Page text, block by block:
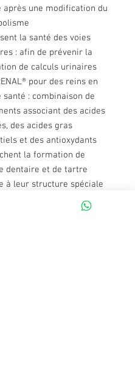
après une modification du
la santé des voies
: afin de prévenir la
de calculs urinaires
pour des reins en
santé : combinaison de
associant des acides
des acides gras
et des antioxydants
la formation de
dentaire et de tartre
à leur structure spéciale
présence de minéraux
Feline Protection :